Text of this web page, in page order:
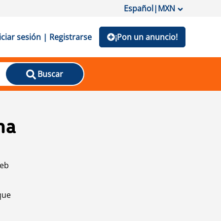
Español|MXN
sesión | Registrarse ¡Pon un anuncio!
Buscar